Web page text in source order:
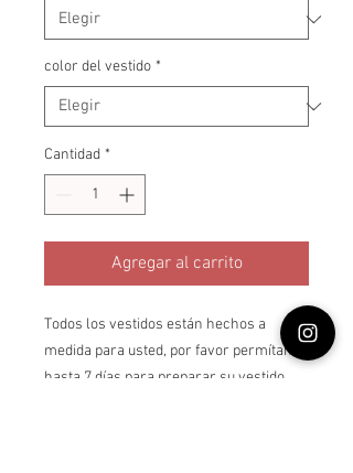
color del vestido *
Cantidad *
Agregar al carrito
Todos los vestidos están hechos a
medida para usted, por favor permítanos
hasta 7 días para preparar su vestido.